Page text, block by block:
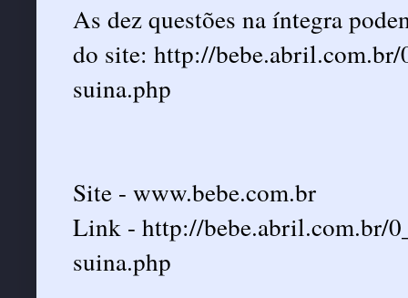
As dez questões na íntegra
do site: http://
suina.php
Site - www.bebe.com.br
Link - http://bebe.abril.com.br/
suina.php